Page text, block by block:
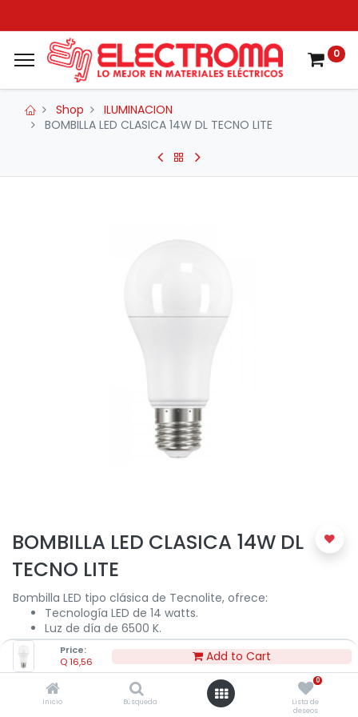
Price:
Q16,56 Add to Cart
Inicio Búsqueda
0
Lista de
deseos
0
Shop
ILUMINACION
BOMBILLA LED CLASICA 14W DL TECNO LITE
BOMBILLA LED CLASICA 14W DL
TECNO LITE
Bombilla LED tipo clásica de Tecnolite, ofrece:
Tecnología LED de 14 watts.
Luz de día de 6500 K.
Flujo luminoso 1300 lm.
15,000 horas de vida aproximadamente.
Uso para interiores.
Rosca E-27.